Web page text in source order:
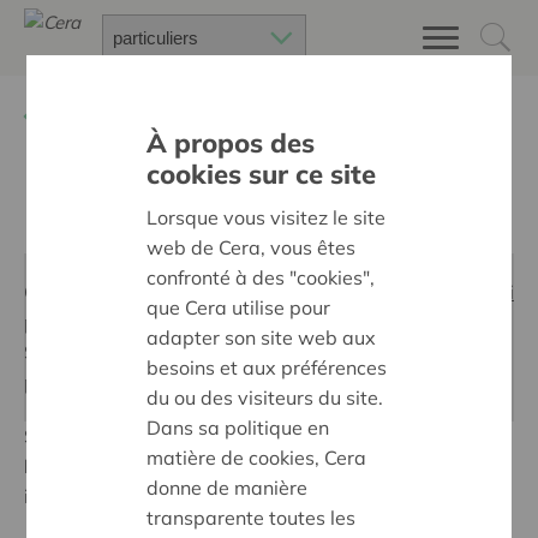
Une ferme pleine de vie
Cette section ne s'affiche pas parce que vous n'avez
pas accepté ces cookies.
Si vous voulez quand même voir le contenu, vous
pouvez modifier les paramètres
ici
Située en Province de Namur,la ferme de
Froidefontainejoue un rôle original : celui d’un
incubateur de talents.
À propos des
cookies sur ce site
Lorsque vous visitez le site
web de Cera, vous êtes
confronté à des "cookies",
que Cera utilise pour
adapter son site web aux
besoins et aux préférences
du ou des visiteurs du site.
Dans sa politique en
matière de cookies, Cera
donne de manière
transparente toutes les